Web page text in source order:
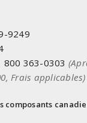
9249
800 363-0303
Frais applicables)
composants